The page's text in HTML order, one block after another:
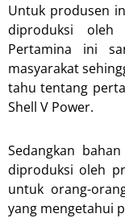
Untuk produsen
diproduksi oleh
Pertamina ini
masyarakat
tahu tentang
Shell V Power.
Sedangkan
diproduksi oleh
untuk orang-
yang mengetahui